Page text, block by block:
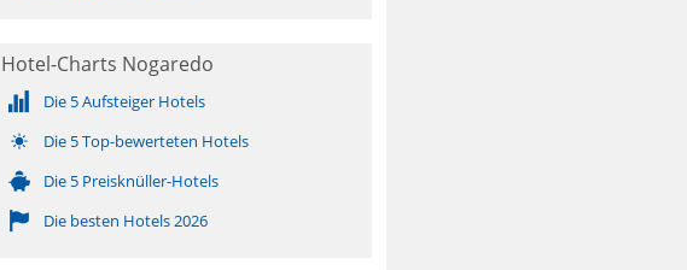
Hotel-Charts Nogaredo
Die 5 Aufsteiger Hotels
Die 5 Top-bewerteten Hotels
Die 5 Preisknüller-Hotels
Die besten Hotels 2026